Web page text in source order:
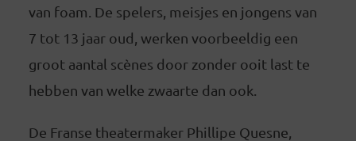
van foam. De spelers, meisjes en jongens van
7 tot 13 jaar oud, werken voorbeeldig een
groot aantal scènes door zonder ooit last te
hebben van welke zwaarte dan ook.
De Franse theatermaker Phillipe Quesne,